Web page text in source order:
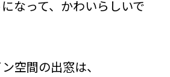
なって、かわいらしいで
空間の出窓は、